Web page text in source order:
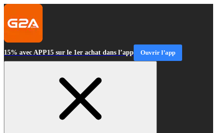
15% avec APP15 sur le 1er achat dans l’app Ouvrir l’app